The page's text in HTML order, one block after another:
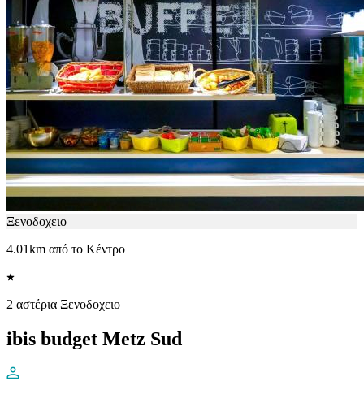
Ξενοδοχειο
4.01km από το Κέντρο
2 αστέρια Ξενοδοχειο
ibis budget Metz Sud